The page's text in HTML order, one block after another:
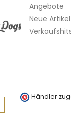
Angebote
Neue Artikel
Händler